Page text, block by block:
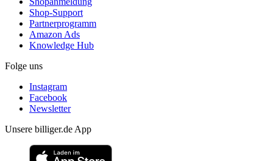
Shop-Support
Partnerprogramm
Amazon Ads
Knowledge Hub
Folge uns
Instagram
Facebook
Newsletter
Unsere billiger.de App